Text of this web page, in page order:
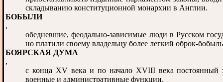
складыванию конституционной монархии в Англии.
БОБЫЛИ
,
обедневшие, феодально-зависимые люди в Русском
но платили своему владельцу более легкий оброк-
БОЯРСКАЯ ДУМА
,
с конца XV века и по начало XVIII века постоянный
военные и административные функции.